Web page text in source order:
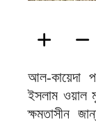
আল-কায়েদা
ইসলাম ওয়াল
ক্ষমতাসীন